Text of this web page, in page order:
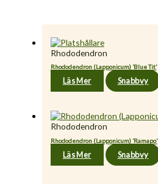
Rhododendron
Rhododendron (Lapponicum) ’Blue Tit’
Läs Mer Snabbvy
Rhododendron
Rhododendron (Lapponicum) ’Ramapo’
Läs Mer Snabbvy